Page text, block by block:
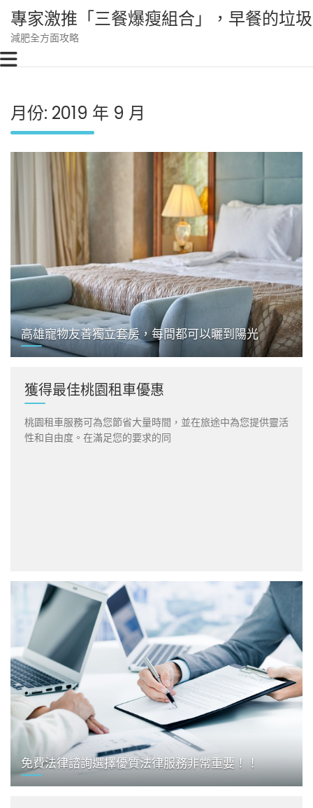
content
專家激推「三餐爆瘦組合」，早餐的垃
減肥全方面攻略
月份: 2019 年 9 月
高雄寵物友善獨立套房，每間都可以曬到陽光
獲得最佳桃園租車優惠
桃園租車服務可為您節省大量時間，並在旅途中為您提供靈活
性和自由度。在滿足您的要求的同
免費法律諮詢選擇優質法律服務非常重要！！